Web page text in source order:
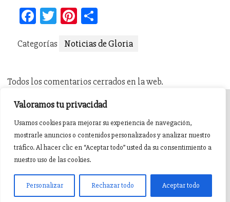
Valoramos tu privacidad
Usamos cookies para mejorar su experiencia de navegación,
mostrarle anuncios o contenidos personalizados y analizar nuestro
tráfico. Al hacer clic en “Aceptar todo” usted da su consentimiento a
nuestro uso de las cookies.
Personalizar Rechazar todo Aceptar todo
Facebook
TwitterPinterest
Categorías Noticias de Gloria
Todos los comentarios cerrados en la web.
INICIO AGENDA
NOTICIAS DE PASIÓN
NOTICIAS DE GLORIA
BREVES COFRADES BANDAS
Pasión en Jaén ® v5.0.1. 2015 Sitio desarrollado y mantenido porwitandbit